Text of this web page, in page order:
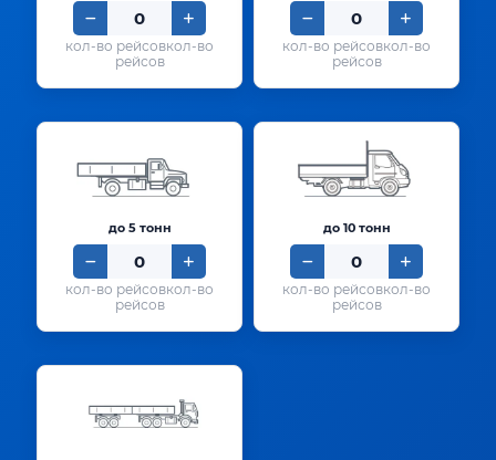
кол-во
рейсов
кол-во
рейсов
до 5 тонн
кол-во
рейсов
до 10 тонн
кол-во
рейсов